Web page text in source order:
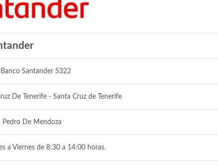
Santander 5322
De Tenerife - Santa Cruz de Tenerife
Pedro De Mendoza
a Viernes de 8:30 a 14:00 horas.